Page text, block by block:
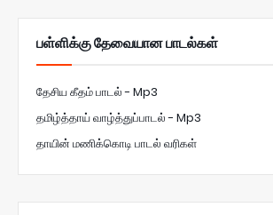
பள்ளிக்கு தேவையான பாடல்கள்
தேசிய கீதம் பாடல் - Mp3
தமிழ்த்தாய் வாழ்த்துப்பாடல் - Mp3
தாயின் மணிக்கொடி பாடல் வரிகள்